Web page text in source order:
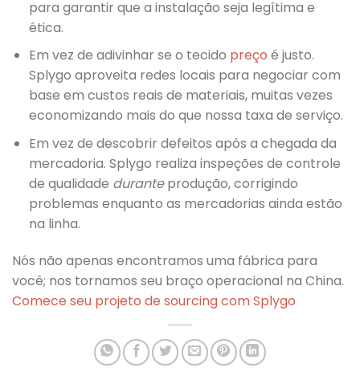
para garantir que a instalação seja legítima e
ética.
Em vez de adivinhar se o tecido preço é justo.
Splygo aproveita redes locais para negociar com
base em custos reais de materiais, muitas vezes
economizando mais do que nossa taxa de serviço.
Em vez de descobrir defeitos após a chegada da
mercadoria. Splygo realiza inspeções de controle
de qualidade duranteprodução, corrigindo
problemas enquanto as mercadorias ainda estão
na linha.
Nós não apenas encontramos uma fábrica para
você; nos tornamos seu braço operacional na China.
Comece seu projeto de sourcing com Splygo